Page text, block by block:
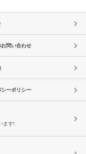
問い合わせ
シーポリシー
ます!